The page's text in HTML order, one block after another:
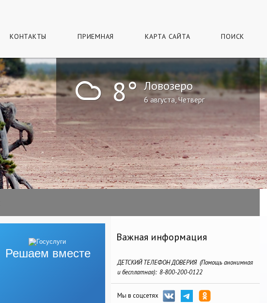
КОНТАКТЫ ПРИЕМНАЯ КАРТА САЙТА ПОИСК
! 8° Ловозеро
6 августа, Четверг
Решаем вместе
Важная информация
ДЕТСКИЙ ТЕЛЕФОН ДОВЕРИЯ (Помощь анонимная
и бесплатная): 8-800-200-0122
Мы в соцсетях